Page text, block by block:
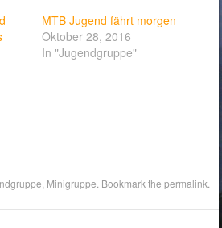
MTB Jugend fährt morgen
Oktober 28, 2016
In "Jugendgruppe"
Minigruppe . Bookmark thepermalink